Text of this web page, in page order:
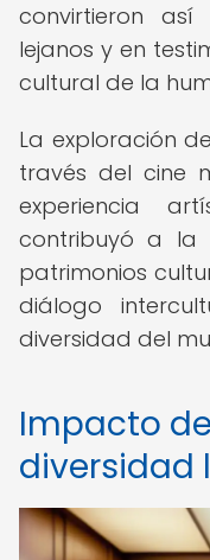
convirtieron
lejanos y en
cultural de la
La exploración
través del cine
experiencia
contribuyó a la
patrimonios
diálogo
diversidad del
Impacto
diversidad